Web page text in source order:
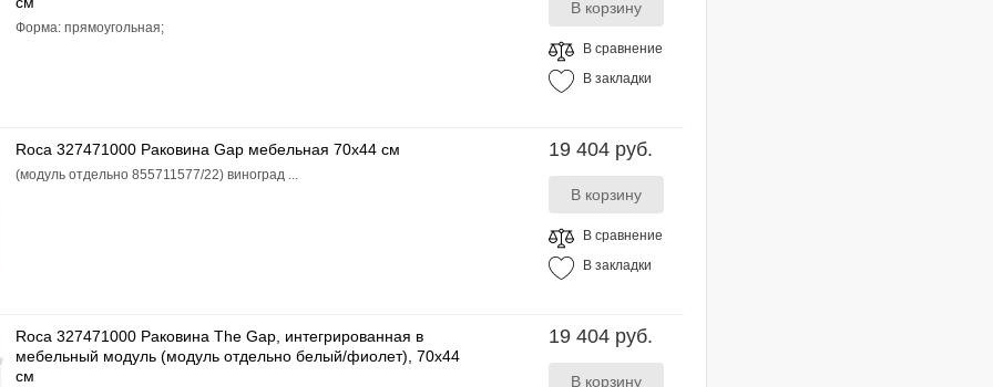
Форма: прямоугольная;
В сравнение
В закладки
Roca 327471000 Раковина Gap мебельная 70x44 см
(модуль отдельно 855711577/22) виноград ...
19 404 руб.
В сравнение
В закладки
Roca 327471000 Раковина The Gap, интегрированная в
мебельный модуль (модуль отдельно белый/фиолет), 70x44
см
19 404 руб.